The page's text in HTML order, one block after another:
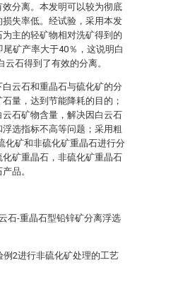
分离。本发明可以较为彻底
失率低。经试验，采用本发
主的轻矿物相对洗矿得到的
矿产率大于40％，这说明白
石得到了有效的分离。
云石和重晶石与硫化矿的分
量，达到节能降耗的目的；
石矿物含量，解决因白云石
选指标不高等问题；采用粗
化矿和非硫化矿重晶石进行分
矿重晶石，非硫化矿重晶石
品。
石-重晶石型铅锌矿分离浮选
2进行非硫化矿处理的工艺